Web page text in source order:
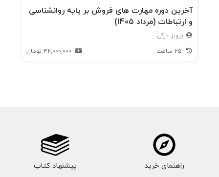
آخرین دوره مهارت های فروش بر پایه روانشناسی
و ارتباطات (مرداد 1405)
پرویز درگی
32,000,000 تومان
راهنمای خرید پیشنهاد کتاب